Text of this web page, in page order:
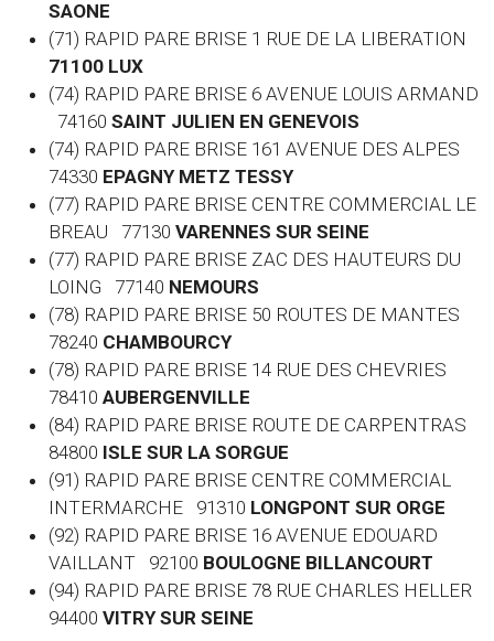
SAONE
(71) RAPID PARE BRISE 1 RUE DE LA LIBERATION
71100 LUX
(74) RAPID PARE BRISE 6 AVENUE LOUIS ARMAND
74160 SAINT JULIEN EN GENEVOIS
(74) RAPID PARE BRISE 161 AVENUE DES ALPES
74330 EPAGNY METZ TESSY
(77) RAPID PARE BRISE CENTRE COMMERCIAL LE
BREAU 77130 VARENNES SUR SEINE
(77) RAPID PARE BRISE ZAC DES HAUTEURS DU
LOING 77140 NEMOURS
(78) RAPID PARE BRISE 50 ROUTES DE MANTES
78240 CHAMBOURCY
(78) RAPID PARE BRISE 14 RUE DES CHEVRIES
78410 AUBERGENVILLE
(84) RAPID PARE BRISE ROUTE DE CARPENTRAS
84800 ISLE SUR LA SORGUE
(91) RAPID PARE BRISE CENTRE COMMERCIAL
INTERMARCHE 91310 LONGPONT SUR ORGE
(92) RAPID PARE BRISE 16 AVENUE EDOUARD
VAILLANT 92100 BOULOGNE BILLANCOURT
(94) RAPID PARE BRISE 78 RUE CHARLES HELLER
94400 VITRY SUR SEINE